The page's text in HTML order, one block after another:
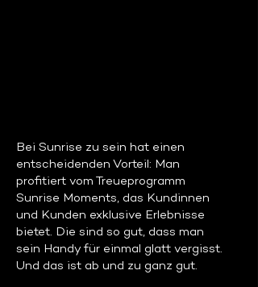
Bei Sunrise zu sein hat einen
entscheidenden Vorteil: Man
profitiert vom Treueprogramm
Sunrise Moments, das Kundinnen
und Kunden exklusive Erlebnisse
bietet. Die sind so gut, dass man
sein Handy für einmal glatt vergisst.
Und das ist ab und zu ganz gut.